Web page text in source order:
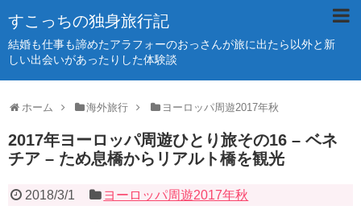
すこっちの独身旅行記
結婚も仕事も諦めたアラフォーのおっさんが旅に出たら以外と新
しい出会いがあったりした体験談
ホーム 海外旅行 ヨーロッパ周遊2017年秋
2017年ヨーロッパ周遊ひとり旅その16 – ベネ
チア – ため息橋からリアルト橋を観光
2018/3/1 ヨーロッパ周遊2017年秋